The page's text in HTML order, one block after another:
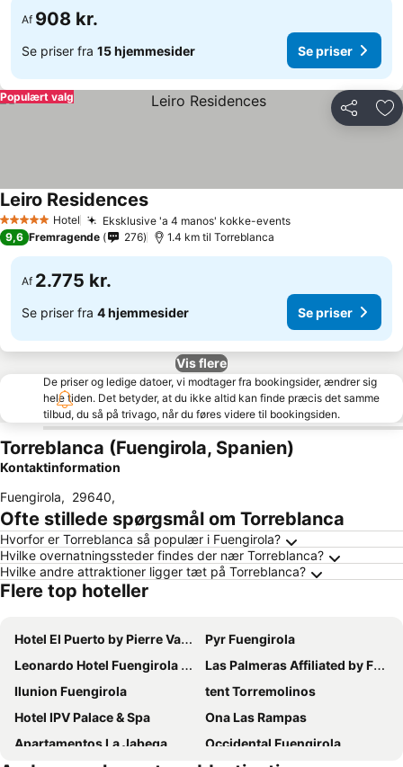
Af 908 kr.
Se priser fra 15 hjemmesider Se priser
Del
Populært valg
5 Stjerner Hotel Eksklusive 'a 4 manos' kokke-eventsSe priser
Leiro ResidencesSe priser
9,6 Fremragende 276 1.4 km til Torreblanca
Af 2.775 kr.
Se priser fra 4 hjemmesider Se priser
Vis flere
De priser og ledige datoer, vi modtager fra bookingsider, ændrer sig
hele tiden. Det betyder, at du ikke altid kan finde præcis det samme
tilbud, du så på trivago, når du føres videre til bookingsiden.
Torreblanca (Fuengirola, Spanien)
Kontaktinformation
Fuengirola, 29640,
Ofte stillede spørgsmål om Torreblanca
Hvorfor er Torreblanca så populær i Fuengirola?
Hvilke overnatningssteder findes der nær Torreblanca?
Hvilke andre attraktioner ligger tæt på Torreblanca?
Flere top hoteller
Hotel El Puerto by Pierre Vacances
Pyr Fuengirola
Leonardo Hotel Fuengirola Costa del Sol
Las Palmeras Affiliated by FERGUS
Ilunion Fuengirola
tent Torremolinos
Hotel IPV Palace & Spa
Ona Las Rampas
Apartamentos La Jabega
Occidental Fuengirola